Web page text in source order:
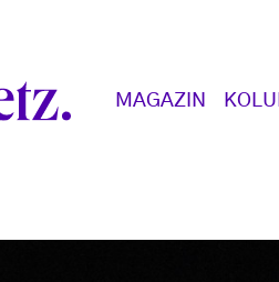
Main navigation
MAGAZIN